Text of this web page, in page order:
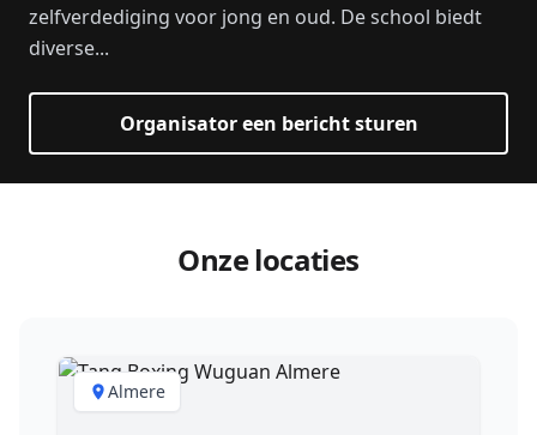
zelfverdediging voor jong en oud. De school biedt
diverse...
Organisator een bericht sturen
Onze locaties
Almere